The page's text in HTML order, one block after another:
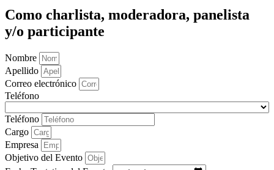
Como charlista, moderadora, panelista
y/o participante
Nombre
Apellido
Correo electrónico
Teléfono
Teléfono
Cargo
Empresa
Objetivo del Evento